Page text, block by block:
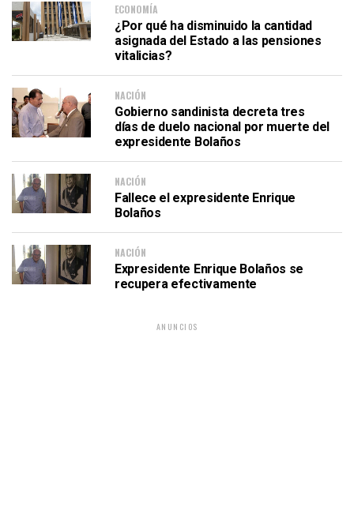
ECONOMÍA
¿Por qué ha disminuido la cantidad
asignada del Estado a las pensiones
vitalicias?
NACIÓN
Gobierno sandinista decreta tres
días de duelo nacional por muerte del
expresidente Bolaños
NACIÓN
Fallece el expresidente Enrique
Bolaños
NACIÓN
Expresidente Enrique Bolaños se
recupera efectivamente
ANUNCIOS